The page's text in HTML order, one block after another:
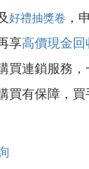
好禮抽獎卷 ，
享高價現金回
買連鎖服務
買有保障，